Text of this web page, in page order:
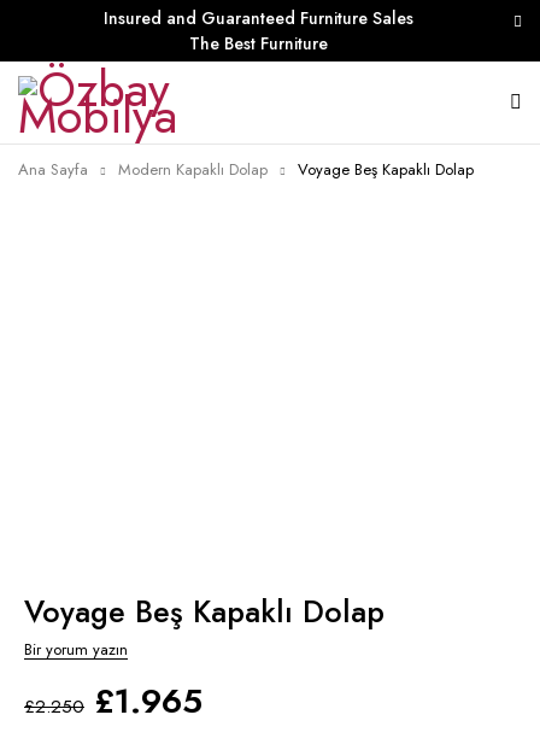
Insured and Guaranteed Furniture Sales
The Best Furniture
Ana Sayfa Modern Kapaklı Dolap Voyage Beş Kapaklı Dolap
Voyage Beş Kapaklı Dolap
Bir yorum yazın
£2.250 £1.965